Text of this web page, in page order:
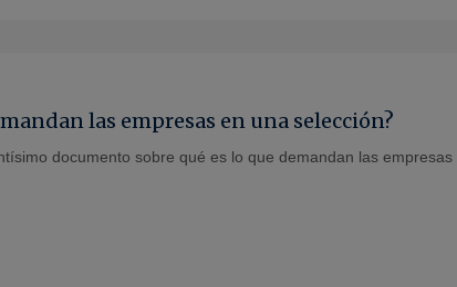
las empresas en una selección?
documento sobre qué es lo que demandan las empresas